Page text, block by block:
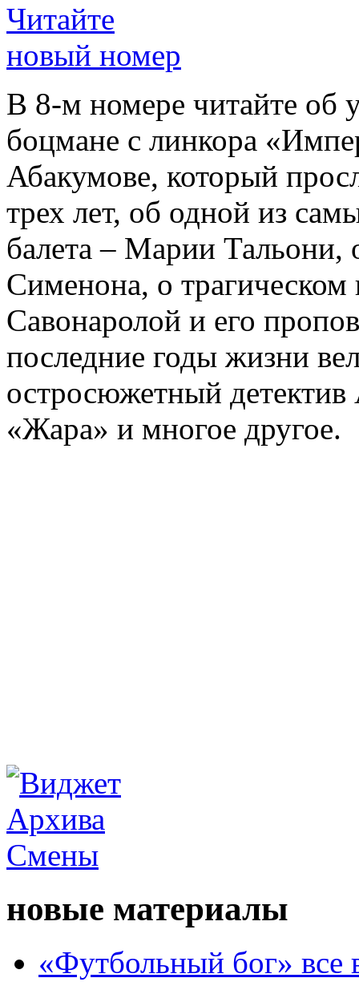
Читайте
новый номер
В 8-м номере читайте об
боцмане с линкора
Абакумове, который
трех лет, об одной из
балета – Марии
Сименона, о трагическом
Савонаролой и его
последние годы жизни
остросюжетный детектив
«Жара» и многое другое.
новые материалы
«Футбольный бог» все